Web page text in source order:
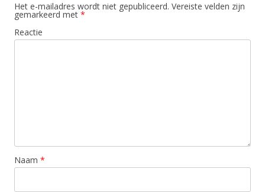
Het e-mailadres wordt niet gepubliceerd. Vereiste velden zijn
gemarkeerd met *
Reactie
Naam *